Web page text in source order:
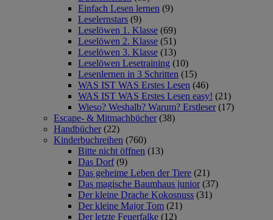
Einfach Lesen lernen (9)
Leselernstars (9)
Leselöwen 1. Klasse (69)
Leselöwen 2. Klasse (51)
Leselöwen 3. Klasse (13)
Leselöwen Lesetraining (10)
Lesenlernen in 3 Schritten (15)
WAS IST WAS Erstes Lesen (46)
WAS IST WAS Erstes Lesen easy! (21)
Wieso? Weshalb? Warum? Erstleser (17)
Escape- & Mitmachbücher (38)
Handbücher (22)
Kinderbuchreihen (760)
Bitte nicht öffnen (13)
Das Dorf (9)
Das geheime Leben der Tiere (21)
Das magische Baumhaus junior (37)
Der kleine Drache Kokosnuss (31)
Der kleine Major Tom (21)
Der letzte Feuerfalke (12)